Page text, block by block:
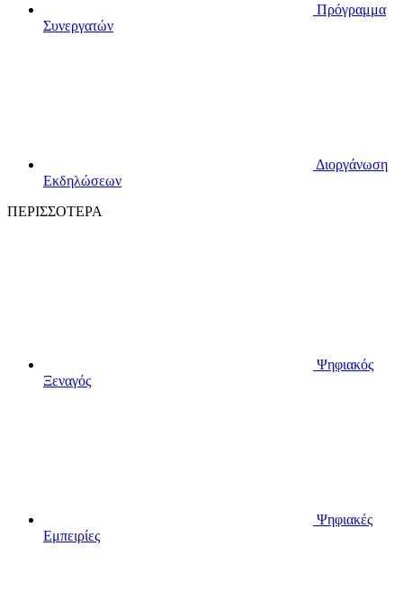
Πρόγραμμα
Συνεργατών
Διοργάνωση
Εκδηλώσεων
ΠΕΡΙΣΣΟΤΕΡΑ
Ψηφιακός
Ξεναγός
Ψηφιακές
Εμπειρίες